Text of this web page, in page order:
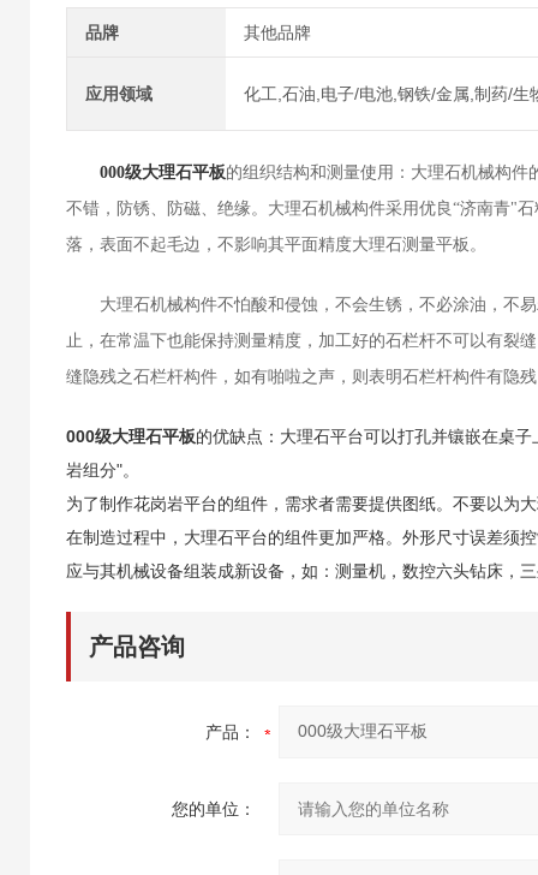
品牌 其他品牌
应用领域 化工,石油,电子/电池,钢铁/金属,制药/生
000级大理石平板的组织结构和测量使用：大理石机械构
不错，防锈、防磁、绝缘。大理石机械构件采用优良“济南青"
落，表面不起毛边，不影响其平面精度大理石测量平板。
大理石机械构件不怕酸和侵蚀，不会生锈，不必涂油，不
止，在常温下也能保持测量精度，加工好的石栏杆不可以有裂
缝隐残之石栏杆构件，如有啪啦之声，则表明石栏杆构件有隐
000级大理石平板的优缺点：大理石平台可以打孔并镶嵌在桌
岩组分"。
为了制作花岗岩平台的组件，需求者需要提供图纸。不要以为
在制造过程中，大理石平台的组件更加严格。外形尺寸误差须
应与其机械设备组装成新设备，如：测量机，数控六头钻床，
产品咨询
产品：
您的单位：